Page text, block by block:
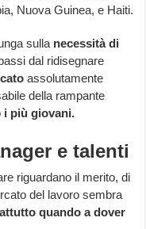
Nuova Guinea, e Haiti.
sulla necessità di
dal ridisegnare
assolutamente
della rampante
i più giovani.
e talenti
riguardano il merito, di
del lavoro sembra
quando a dover